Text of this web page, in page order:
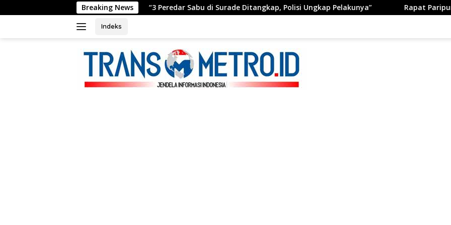
ke
Breaking News
“3 Peredar Sabu di Surade Ditangkap, Polisi Ungkap Pelakunya” Rapat Paripurna ke-13
Indeks